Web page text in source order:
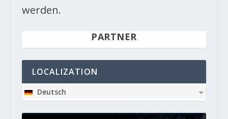
werden.
PARTNER
LOCALIZATION
Deutsch